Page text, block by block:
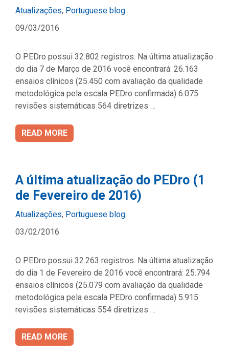
Categories
Atualizações, Portuguese blog
09/03/2016
O PEDro possui 32.802 registros. Na última atualização
do dia 7 de Março de 2016 você encontrará: 26.163
ensaios clínicos (25.450 com avaliação da qualidade
metodológica pela escala PEDro confirmada) 6.075
revisões sistemáticas 564 diretrizes …
READ MORE
A última atualização do PEDro (1
de Fevereiro de 2016)
Categories
Atualizações, Portuguese blog
03/02/2016
O PEDro possui 32.263 registros. Na última atualização
do dia 1 de Fevereiro de 2016 você encontrará: 25.794
ensaios clínicos (25.079 com avaliação da qualidade
metodológica pela escala PEDro confirmada) 5.915
revisões sistemáticas 554 diretrizes …
READ MORE